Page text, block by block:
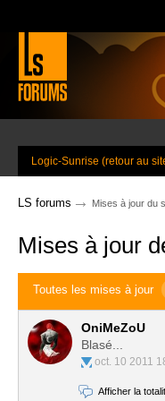
Logic-Sunrise (retour au
LS forums → Mises à jour du
Mises à jour
Toutes les mises à jour
OniMeZoU
Blasé...
oct. 10 2011
Afficher la